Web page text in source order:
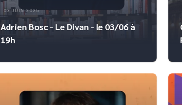
03 JUIN 2025
Adrien Bosc - Le Divan - le 03/06 à
19h